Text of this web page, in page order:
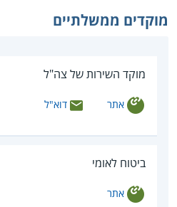
מוקדים ממשלתיים
מוקד השירות של צה"ל
אתר דוא"ל
ביטוח לאומי
אתר